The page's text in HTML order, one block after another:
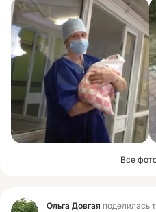
Все
Фид Ольга Довгая поделилась